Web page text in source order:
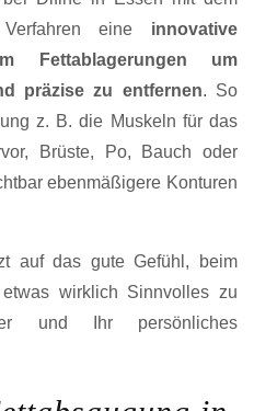
eine innovative
Fettablagerungen um
präzise zu entfernen. So
z. B. die Muskeln für das
Brüste, Po, Bauch oder
ebenmäßigere Konturen
auf das gute Gefühl, beim
wirklich Sinnvolles zu
und Ihr persönliches